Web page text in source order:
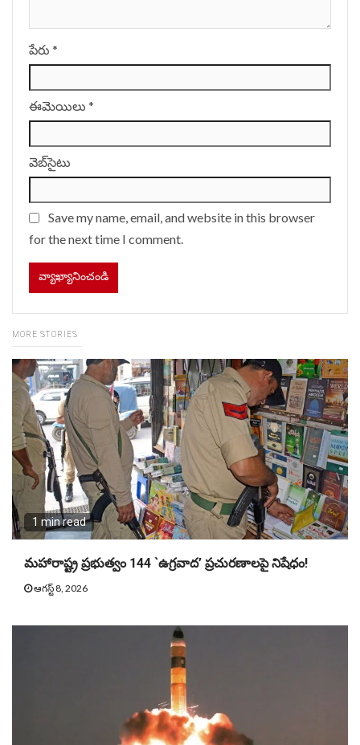
పేరు *
ఈమెయిలు *
వెబ్‌సైటు
Save my name, email, and website in this browser
for the next time I comment.
MORE STORIES
1 min read
మహారాష్ట్ర ప్రభుత్వం 144 `ఉగ్రవాద’ ప్రచురణాలపై నిషేధం!
ఆగస్ట్ 8, 2026